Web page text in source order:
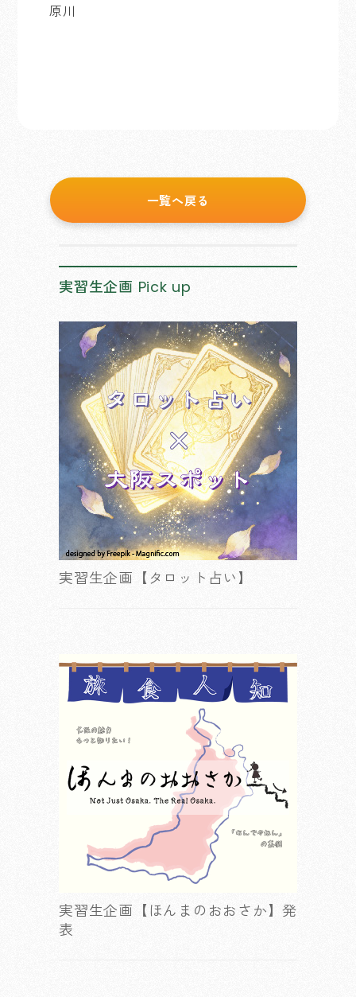
原川
一覧へ戻る
実習生企画 Pick up
実習生企画【タロット占い】
実習生企画【ほんまのおおさか】発
表